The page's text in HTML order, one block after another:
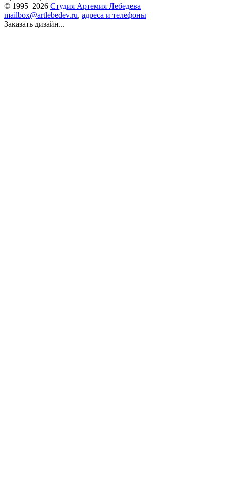
© 1995–2026 Студия Артемия Лебедева
mailbox@artlebedev.ru, адреса и телефоны
Заказать дизайн...